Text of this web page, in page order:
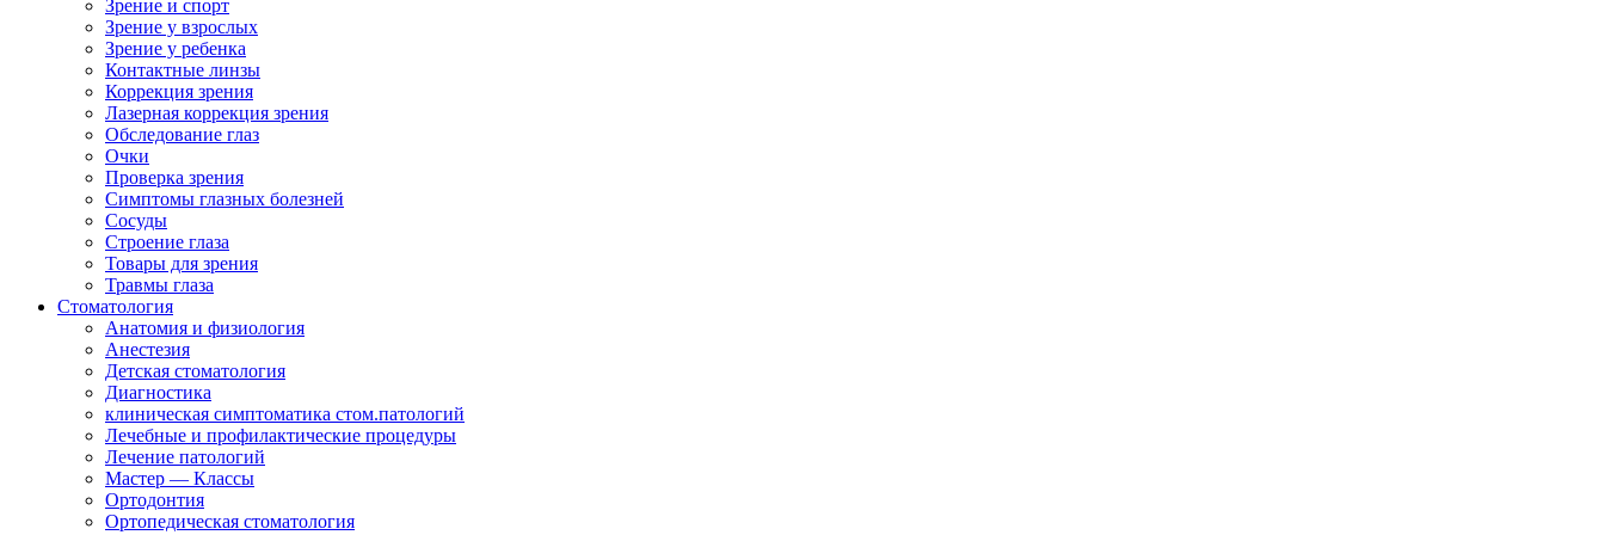
Зрение и спорт
Зрение у взрослых
Зрение у ребенка
Контактные линзы
Коррекция зрения
Лазерная коррекция зрения
Обследование глаз
Очки
Проверка зрения
Симптомы глазных болезней
Сосуды
Строение глаза
Товары для зрения
Травмы глаза
Стоматология
Анатомия и физиология
Анестезия
Детская стоматология
Диагностика
клиническая симптоматика стом.патологий
Лечебные и профилактические процедуры
Лечение патологий
Мастер — Классы
Ортодонтия
Ортопедическая стоматология